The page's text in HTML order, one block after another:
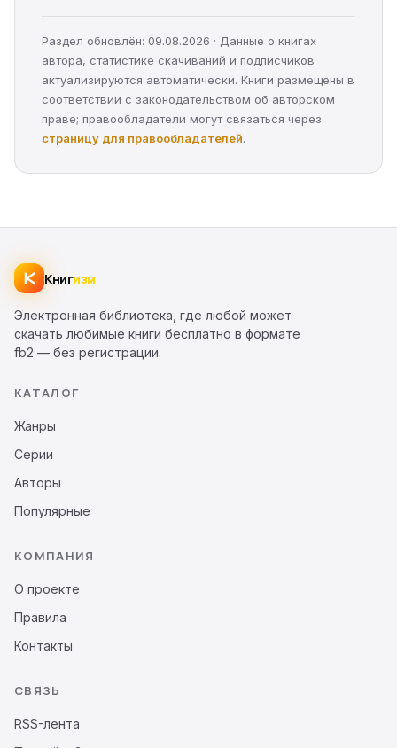
Раздел обновлён: 09.08.2026 · Данные о книгах
автора, статистике скачиваний и подписчиков
актуализируются автоматически. Книги размещены в
соответствии с законодательством об авторском
праве; правообладатели могут связаться через
страницу для правообладателей.
Книгизм
Электронная библиотека, где любой может
скачать любимые книги бесплатно в формате
fb2 — без регистрации.
КАТАЛОГ
Жанры
Серии
Авторы
Популярные
КОМПАНИЯ
О проекте
Правила
Контакты
СВЯЗЬ
RSS-лента